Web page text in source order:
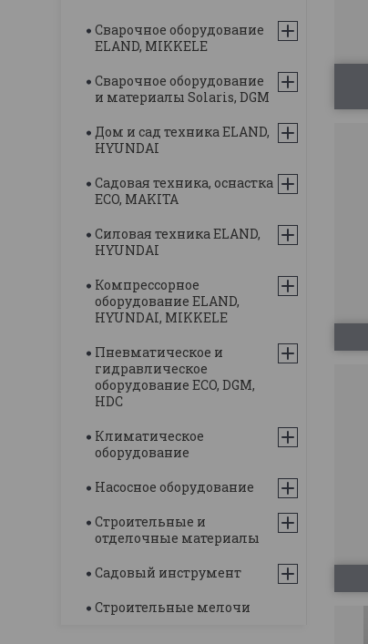
Сварочное оборудование
ELAND, MIKKELE
Сварочное оборудование
и материалы Solaris, DGM
Дом и сад техника ELAND,
HYUNDAI
Садовая техника, оснастка
ECO, MAKITA
Силовая техника ELAND,
HYUNDAI
Компрессорное
оборудование ELAND,
HYUNDAI, MIKKELE
Пневматическое и
гидравлическое
оборудование ECO, DGM,
HDC
Климатическое
оборудование
Насосное оборудование
Строительные и
отделочные материалы
Садовый инструмент
Строительные мелочи